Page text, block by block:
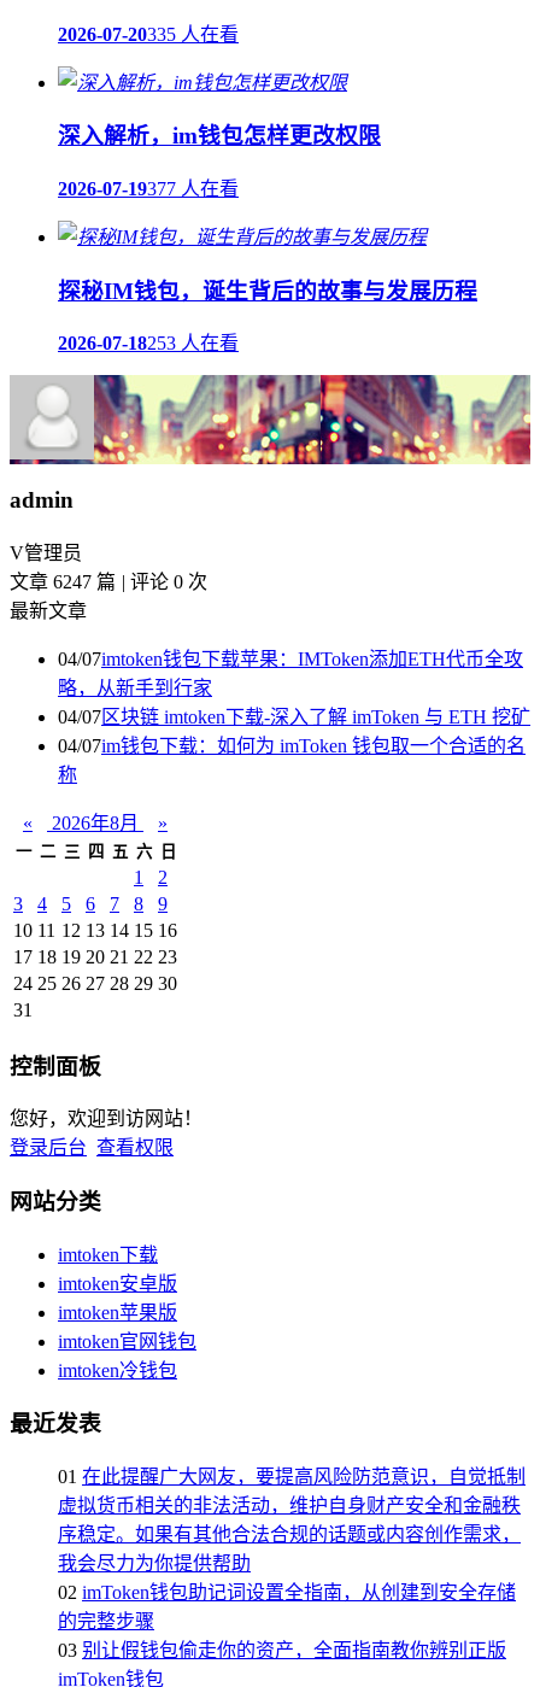
2026-07-20335 人在看
深入解析，im钱包怎样更改权限
2026-07-19377 人在看
探秘IM钱包，诞生背后的故事与发展历程
2026-07-18253 人在看
admin
V管理员
文章 6247 篇 | 评论 0 次
最新文章
04/07imtoken钱包下载苹果：IMToken添加ETH代币全攻
略，从新手到行家
04/07区块链 imtoken下载-深入了解 imToken 与 ETH 挖矿
04/07im钱包下载：如何为 imToken 钱包取一个合适的名
称
« 2026年8月 »
一 二 三 四 五 六 日
1
2
3
4 5 6 7 8
9
10 11 12 13 14 15 16
17 18 19 20 21 22 23
24 25 26 27 28 29 30
31
控制面板
您好，欢迎到访网站！
登录后台 查看权限
网站分类
imtoken下载
imtoken安卓版
imtoken苹果版
imtoken官网钱包
imtoken冷钱包
最近发表
01 在此提醒广大网友，要提高风险防范意识，自觉抵制
虚拟货币相关的非法活动，维护自身财产安全和金融秩
序稳定。如果有其他合法合规的话题或内容创作需求，
我会尽力为你提供帮助
02 imToken钱包助记词设置全指南，从创建到安全存储
的完整步骤
03 别让假钱包偷走你的资产，全面指南教你辨别正版
imToken钱包